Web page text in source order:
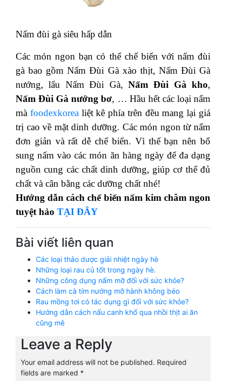
Nấm đùi gà siêu hấp dẫn
Các món ngon bạn có thể chế biến với nấm đùi
gà bao gồm Nấm Đùi Gà xào thịt, Nấm Đùi Gà
nướng, lẩu Nấm Đùi Gà, Nấm Đùi Gà kho,
Nấm Đùi Gà nướng bơ, … Hầu hết các loại nấm
mà foodexkorealiệt kê phía trên đều mang lại giá
trị cao về mặt dinh dưỡng. Các món ngon từ nấm
đơn giản và rất dễ chế biến. Vì thế bạn nên bổ
sung nấm vào các món ăn hàng ngày để đa dạng
nguồn cung các chất dinh dưỡng, giúp cơ thể đủ
chất và cân bằng các dưỡng chất nhé!
Hướng dẫn cách chế biến nấm kim châm ngon
tuyệt hảo TẠI ĐÂY
Bài viết liên quan
Các loại thảo dược giải nhiệt ngày hè
Những loại rau củ tốt trong ngày hè.
Những công dụng nấm mỡ đối với sức khỏe?
Cách làm cà tím nướng mỡ hành không béo
Rau mồng tơi có tác dụng gì đối với sức khỏe?
Hướng dẫn cách nấu canh khổ qua nhồi thịt ai ăn
cũng mê
Leave a Reply
Your email address will not be published. Required
fields are marked *